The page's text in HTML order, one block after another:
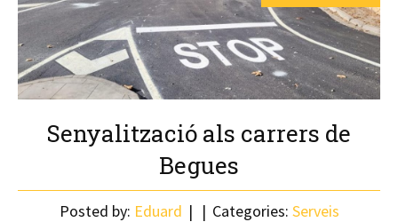
Senyalització als carrers de
Begues
Posted by: Eduard Categories: Serveis